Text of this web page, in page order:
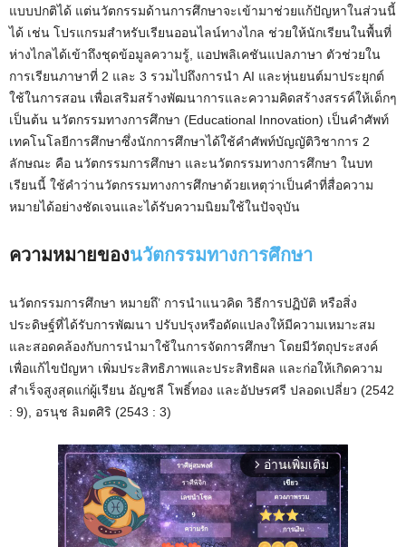
แบบปกติได้ แต่นวัตกรรมด้านการศึกษาจะเข้ามาช่วยแก้ปัญหาในส่วนนี้
ได้ เช่น โปรแกรมสำหรับเรียนออนไลน์ทางไกล ช่วยให้นักเรียนในพื้นที่
ห่างไกลได้เข้าถึงชุดข้อมูลความรู้, แอปพลิเคชันแปลภาษา ตัวช่วยใน
การเรียนภาษาที่ 2 และ 3 รวมไปถึงการนำ AI และหุ่นยนต์มาประยุกต์
ใช้ในการสอน เพื่อเสริมสร้างพัฒนาการและความคิดสร้างสรรค์ให้เด็กๆ
เป็นต้น นวัตกรรมทางการศึกษา (Educational Innovation) เป็นคำศัพท์
เทคโนโลยีการศึกษาซึ่งนักการศึกษาได้ใช้คำศัพท์บัญญัติวิชาการ 2
ลักษณะ คือ นวัตกรรมการศึกษา และนวัตกรรมทางการศึกษา ในบท
เรียนนี้ ใช้คำว่านวัตกรรมทางการศึกษาด้วยเหตุว่าเป็นคำที่สื่อความ
หมายได้อย่างชัดเจนและได้รับความนิยมใช้ในปัจจุบัน
ความหมายของนวัตกรรมทางการศึกษา
นวัตกรรมการศึกษา หมายถึ’ การนำแนวคิด วิธีการปฏิบัติ หรือสิ่ง
ประดิษฐ์ที่ได้รับการพัฒนา ปรับปรุงหรือดัดแปลงให้มีความเหมาะสม
และสอดคล้องกับการนำมาใช้ในการจัดการศึกษา โดยมีวัตถุประสงค์
เพื่อแก้ไขปัญหา เพิ่มประสิทธิภาพและประสิทธิผล และก่อให้เกิดความ
สำเร็จสูงสุดแก่ผู้เรียน อัญชลี โพธิ์ทอง และอัปษรศรี ปลอดเปลี่ยว (2542
: 9), อรนุช ลิมตศิริ (2543 : 3)
arrow_forward_ios อ่านเพิ่มเติม